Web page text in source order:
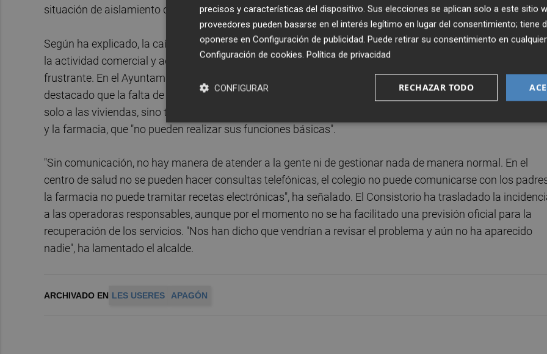
situación de aislamiento que vive el municipio.
Según ha explicado, la caída de las telecomunicaciones impide tanto las comunicaciones personales
la actividad comercial y administrativa del Ayuntamiento. "Los vecinos están ya nerviosos y cansados. Es
frustrante. En el Ayuntamiento estamos trabajando a mano, con papel y boli", ha afirmado. Martínez ha
destacado que la falta de internet y teléfono está causando un "problema serio" en el pueblo, afectando no
solo a las viviendas, sino también a servicios esenciales como el Ayuntamiento, el colegio, el centro de
y la farmacia, que "no pueden realizar sus funciones básicas".
"Sin comunicación, no hay manera de atender a la gente ni de gestionar nada de manera normal. En el
centro de salud no se pueden hacer consultas telefónicas, el colegio no puede comunicarse con los
la farmacia no puede tramitar recetas electrónicas", ha señalado. El Consistorio ha trasladado la
a las operadoras responsables, aunque por el momento no se ha facilitado una previsión oficial para la
recuperación de los servicios. "Nos han dicho que vendrían a revisar el problema y aún no ha aparecido
nadie", ha lamentado el alcalde.
ARCHIVADO EN LES USERES APAGÓN
precisos y características del dispositivo. Sus elecciones se aplican solo a este sitio
proveedores pueden basarse en el interés legítimo en lugar del consentimiento; tiene
oponerse en Configuración de publicidad. Puede retirar su consentimiento en
Configuración de cookies. Política de privacidad
RECHAZAR TODO
CONFIGURAR